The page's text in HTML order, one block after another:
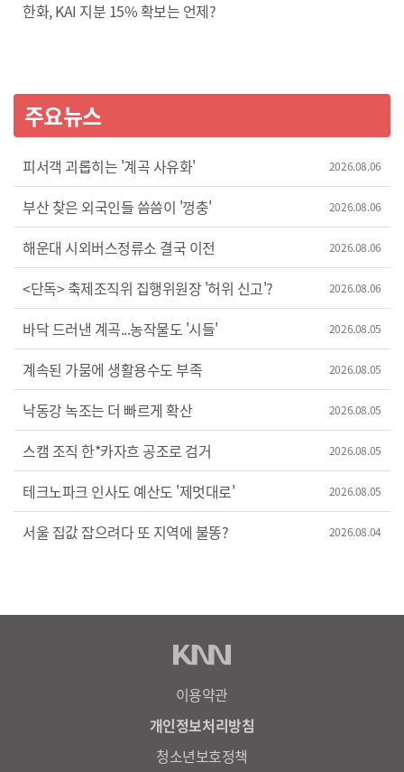
한화, KAI 지분 15% 확보는 언제?
주요뉴스
피서객 괴롭히는 '계곡 사유화' 2026.08.06
부산 찾은 외국인들 씀씀이 '껑충' 2026.08.06
해운대 시외버스정류소 결국 이전 2026.08.06
<단독> 축제조직위 집행위원장 '허위 신고'? 2026.08.06
바닥 드러낸 계곡...농작물도 '시들' 2026.08.05
계속된 가뭄에 생활용수도 부족 2026.08.05
낙동강 녹조는 더 빠르게 확산 2026.08.05
스캠 조직 한*카자흐 공조로 검거 2026.08.05
테크노파크 인사도 예산도 '제멋대로' 2026.08.05
서울 집값 잡으려다 또 지역에 불똥? 2026.08.04
이용약관
개인정보처리방침
청소년보호정책